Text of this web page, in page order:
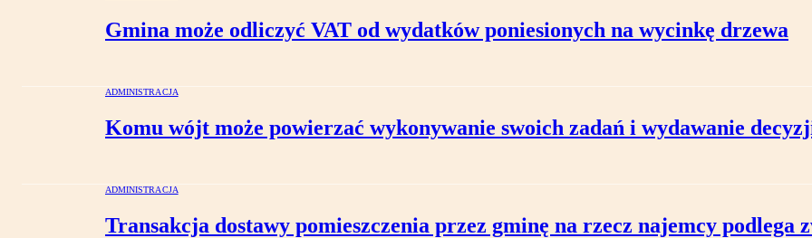
Gmina może odliczyć VAT od wydatków poniesionych na wycinkę drzewa
ADMINISTRACJA
Komu wójt może powierzać wykonywanie swoich zadań i wydawanie
ADMINISTRACJA
Transakcja dostawy pomieszczenia przez gminę na rzecz najemcy podlega